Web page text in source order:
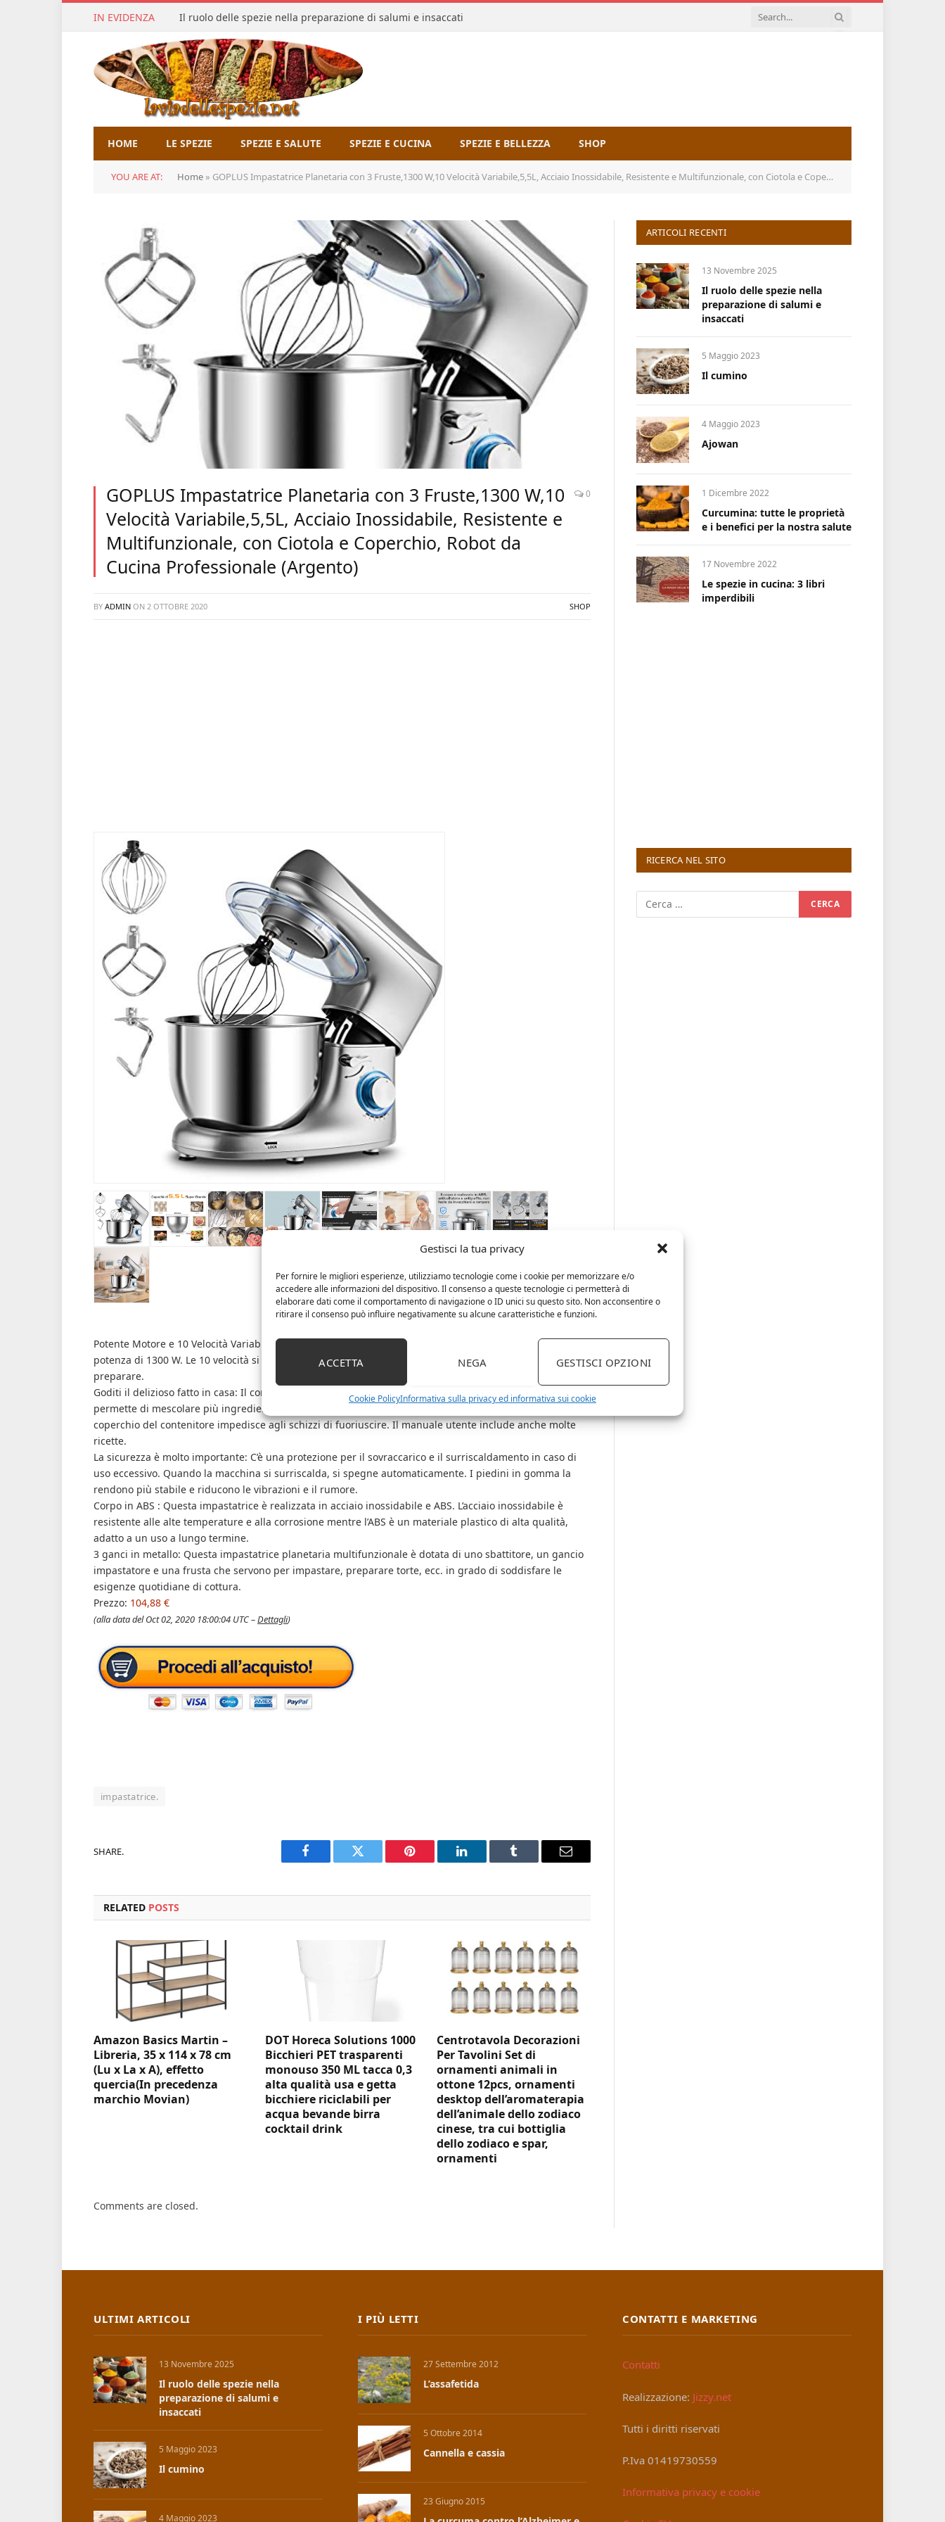
Gestisci la tua privacy
Per fornire le migliori esperienze, utilizziamo tecnologie come i cookie per memorizzare e/o
accedere alle informazioni del dispositivo. Il consenso a queste tecnologie ci permetterà di
elaborare dati come il comportamento di navigazione o ID unici su questo sito. Non acconsentire o
ritirare il consenso può influire negativamente su alcune caratteristiche e funzioni.
ACCETTA NEGA GESTISCI OPZIONI
Cookie PolicyInformativa sulla privacy ed informativa sui cookie
IN EVIDENZA Il ruolo delle spezie nella preparazione di salumi e insaccati
HOME LE SPEZIE SPEZIE E SALUTE SPEZIE E CUCINA SPEZIE E BELLEZZA SHOP
YOU ARE AT: Home » GOPLUS Impastatrice Planetaria con 3 Fruste,1300 W,10 Velocità Variabile,5,5L, Acciaio Inossidabile, Resistente e Multifunzionale, con Ciotola e Coperchio, Robot da Cucina Professionale (Argento)
GOPLUS Impastatrice Planetaria con 3 Fruste,1300 W,10
Velocità Variabile,5,5L, Acciaio Inossidabile, Resistente e
Multifunzionale, con Ciotola e Coperchio, Robot da
Cucina Professionale (Argento)
0
BY ADMIN ON 2 OTTOBRE 2020 SHOP
Potente Motore e 10 Velocità Variabili: Con il motore in rame puro, questa impastatrice ha una grande
potenza di 1300 W. Le 10 velocità si possono selezionare in base agli ingredienti e alla ricetta da
preparare.
Goditi il ​​delizioso fatto in casa: Il contenitore per impastare ha una grande capacità di 5,5 L che ti
permette di mescolare più ingredienti contemporaneamente. La luce a LED mostra se è in uso e il
coperchio del contenitore impedisce agli schizzi di fuoriuscire. Il manuale utente include anche molte
ricette.
La sicurezza è molto importante: C’è una protezione per il sovraccarico e il surriscaldamento in caso di
uso eccessivo. Quando la macchina si surriscalda, si spegne automaticamente. I piedini in gomma la
rendono più stabile e riducono le vibrazioni e il rumore.
Corpo in ABS : Questa impastatrice è realizzata in acciaio inossidabile e ABS. L’acciaio inossidabile è
resistente alle alte temperature e alla corrosione mentre l’ABS è un materiale plastico di alta qualità,
adatto a un uso a lungo termine.
3 ganci in metallo: Questa impastatrice planetaria multifunzionale è dotata di uno sbattitore, un gancio
impastatore e una frusta che servono per impastare, preparare torte, ecc. in grado di soddisfare le
esigenze quotidiane di cottura.
Prezzo: 104,88 €
(alla data del Oct 02, 2020 18:00:04 UTC –Dettagli)
impastatrice.
SHARE.
Facebook Twitter Pinterest LinkedIn Tumblr Email
RELATED POSTS
Amazon Basics Martin –
Libreria, 35 x 114 x 78 cm
(Lu x La x A), effetto
quercia(In precedenza
marchio Movian)
DOT Horeca Solutions 1000
Bicchieri PET trasparenti
monouso 350 ML tacca 0,3
alta qualità usa e getta
bicchiere riciclabili per
acqua bevande birra
cocktail drink
Centrotavola Decorazioni
Per Tavolini Set di
ornamenti animali in
ottone 12pcs, ornamenti
desktop dell’aromaterapia
dell’animale dello zodiaco
cinese, tra cui bottiglia
dello zodiaco e spar,
ornamenti
Comments are closed.
ARTICOLI RECENTI
13 Novembre 2025
Il ruolo delle spezie nella
preparazione di salumi e
insaccati
5 Maggio 2023
Il cumino
4 Maggio 2023
Ajowan
1 Dicembre 2022
Curcumina: tutte le proprietà
e i benefici per la nostra salute
17 Novembre 2022
Le spezie in cucina: 3 libri
imperdibili
RICERCA NEL SITO
ULTIMI ARTICOLI
13 Novembre 2025
Il ruolo delle spezie nella
preparazione di salumi e
insaccati
5 Maggio 2023
Il cumino
4 Maggio 2023
I PIÙ LETTI
27 Settembre 2012
L’assafetida
5 Ottobre 2014
Cannella e cassia
23 Giugno 2015
CONTATTI E MARKETING
Contatti
Realizzazione: Jizzy.net
Tutti i diritti riservati
P.Iva 01419730559
Informativa privacy e cookie